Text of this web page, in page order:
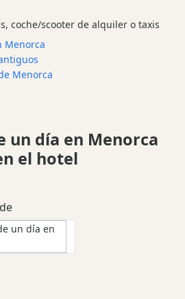
coche/scooter de alquiler o taxis
Menorca
Menorca
un día en Menorca
el hotel